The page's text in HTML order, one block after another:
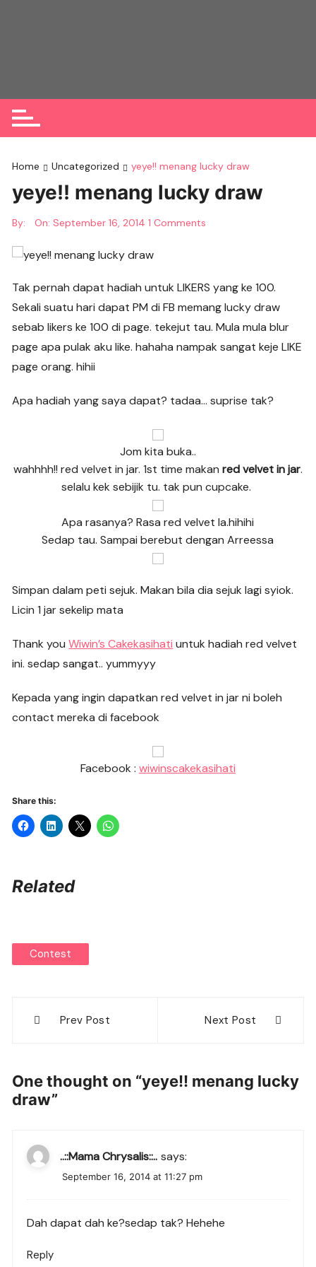
Home Uncategorized yeye!! menang lucky draw
yeye!! menang lucky draw
By: On:September 16, 2014 1 Comments
Tak pernah dapat hadiah untuk LIKERS yang ke 100.
Sekali suatu hari dapat PM di FB memang lucky draw
sebab likers ke 100 di page. tekejut tau. Mula mula blur
page apa pulak aku like. hahaha nampak sangat keje LIKE
page orang. hihii
Apa hadiah yang saya dapat? tadaa… suprise tak?
Jom kita buka..
wahhhh!! red velvet in jar. 1st time makan red velvet in jar.
selalu kek sebijik tu. tak pun cupcake.
Apa rasanya? Rasa red velvet la.hihihi
Sedap tau. Sampai berebut dengan Arreessa
Simpan dalam peti sejuk. Makan bila dia sejuk lagi syiok.
Licin 1 jar sekelip mata
Thank youWiwin’s Cakekasihati untuk hadiah red velvet
ini. sedap sangat.. yummyyy
Kepada yang ingin dapatkan red velvet in jar ni boleh
contact mereka di facebook
Facebook : wiwinscakekasihati
Share this:
Related
Contest
navigation
Prev Post Next Post
One thought on “yeye!! menang lucky
draw”
..::Mama Chrysalis::.. says:
September 16, 2014 at 11:27 pm
Dah dapat dah ke?sedap tak? Hehehe
Reply